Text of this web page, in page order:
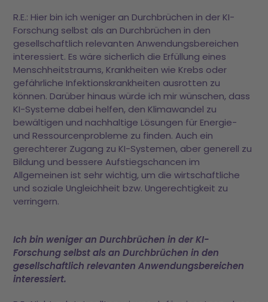
R.E.: Hier bin ich weniger an Durchbrüchen in der KI-
Forschung selbst als an Durchbrüchen in den
gesellschaftlich relevanten Anwendungsbereichen
interessiert. Es wäre sicherlich die Erfüllung eines
Menschheitstraums, Krankheiten wie Krebs oder
gefährliche Infektionskrankheiten ausrotten zu
können. Darüber hinaus würde ich mir wünschen, dass
KI-Systeme dabei helfen, den Klimawandel zu
bewältigen und nachhaltige Lösungen für Energie-
und Ressourcenprobleme zu finden. Auch ein
gerechterer Zugang zu KI-Systemen, aber generell zu
Bildung und bessere Aufstiegschancen im
Allgemeinen ist sehr wichtig, um die wirtschaftliche
und soziale Ungleichheit bzw. Ungerechtigkeit zu
verringern.
Ich bin weniger an Durchbrüchen in der KI-
Forschung selbst als an Durchbrüchen in den
gesellschaftlich relevanten Anwendungsbereichen
interessiert.